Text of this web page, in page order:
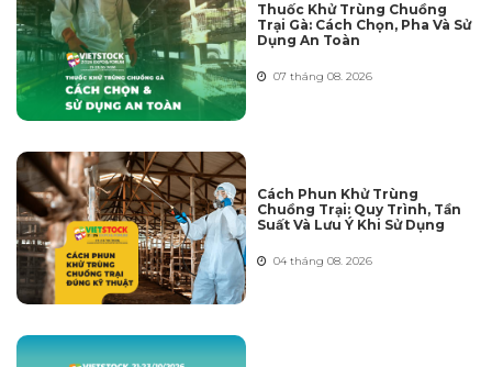
Thuốc Khử Trùng Chuồng
Trại Gà: Cách Chọn, Pha Và Sử
Dụng An Toàn
07 tháng 08. 2026
Cách Phun Khử Trùng
Chuồng Trại: Quy Trình, Tần
Suất Và Lưu Ý Khi Sử Dụng
04 tháng 08. 2026